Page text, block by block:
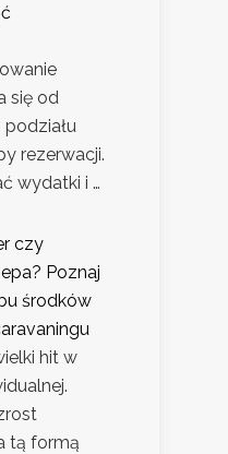
się od
rezerwacji.
wydatki i …
czy
Poznaj
środków
hit w
tą formą